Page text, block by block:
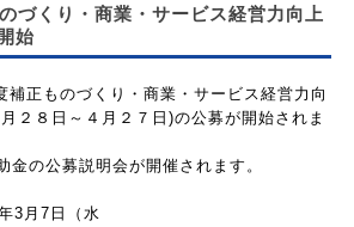
づくり・商業・サービス経営力向上
始
補正ものづくり・商業・サービス経営力向
２８日～４月２７日)の公募が開始されま
金の公募説明会が開催されます。
月7日（水